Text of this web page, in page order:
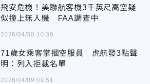
飛安危機！美聯航客機3千英尺高空疑
似撞上無人機 FAA調查中
2026/04/30 10:39
71歲女乘客掌摑空服員 虎航發3點聲
明：列入拒載名單
2026/04/09 09:51